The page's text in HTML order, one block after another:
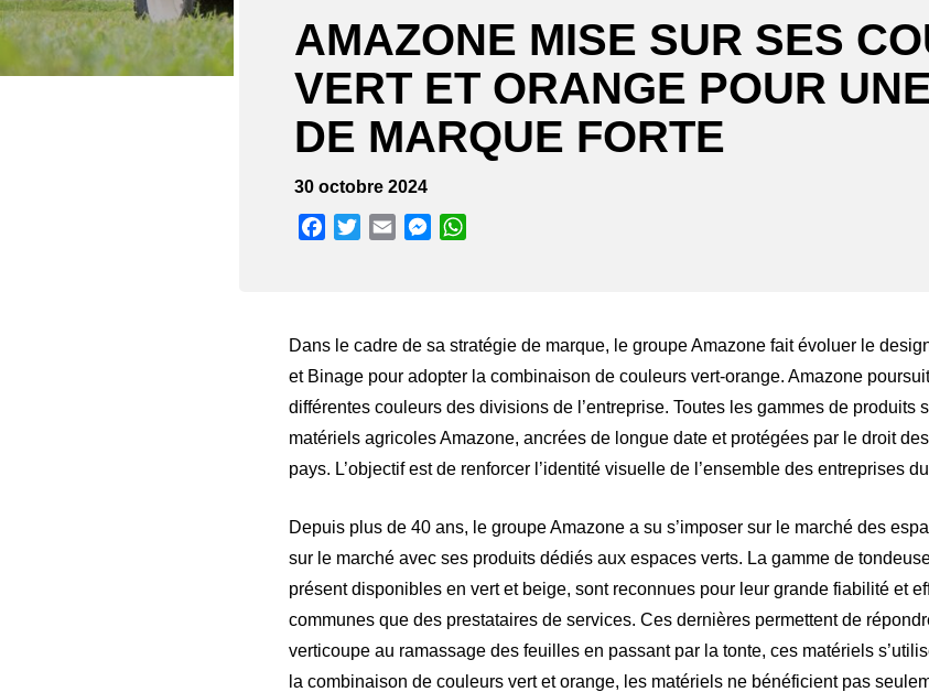
AMAZONE MISE SUR SES
VERT ET ORANGE POUR
DE MARQUE FORTE
30 octobre 2024
Facebook
TwitterEmail Messenger
Dans le cadre de sa stratégie de marque, le groupe Amazone fait évoluer le
et Binage pour adopter la combinaison de couleurs vert-orange. Amazone
différentes couleurs des divisions de l’entreprise. Toutes les gammes de produits
matériels agricoles Amazone, ancrées de longue date et protégées par le droit
pays. L’objectif est de renforcer l’identité visuelle de l’ensemble des entreprises
Depuis plus de 40 ans, le groupe Amazone a su s’imposer sur le marché des
sur le marché avec ses produits dédiés aux espaces verts. La gamme de
présent disponibles en vert et beige, sont reconnues pour leur grande fiabilité et
communes que des prestataires de services. Ces dernières permettent de
verticoupe au ramassage des feuilles en passant par la tonte, ces matériels
la combinaison de couleurs vert et orange, les matériels ne bénéficient pas